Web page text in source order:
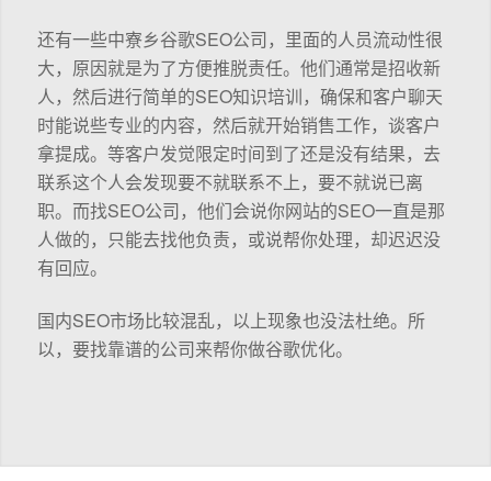
还有一些中寮乡谷歌SEO公司，里面的人员流动性很
大，原因就是为了方便推脱责任。他们通常是招收新
人，然后进行简单的SEO知识培训，确保和客户聊天
时能说些专业的内容，然后就开始销售工作，谈客户
拿提成。等客户发觉限定时间到了还是没有结果，去
联系这个人会发现要不就联系不上，要不就说已离
职。而找SEO公司，他们会说你网站的SEO一直是那
人做的，只能去找他负责，或说帮你处理，却迟迟没
有回应。
国内SEO市场比较混乱，以上现象也没法杜绝。所
以，要找靠谱的公司来帮你做谷歌优化。